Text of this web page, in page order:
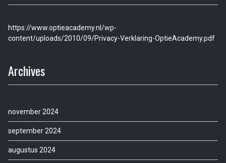
https://www.optieacademy.nl/wp-
content/uploads/2010/09/Privacy-Verklaring-OptieAcademy.pdf
Archives
november 2024
september 2024
augustus 2024